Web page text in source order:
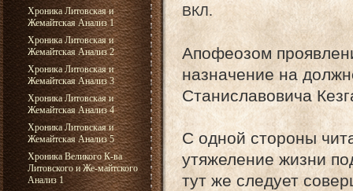
Хроника Литовская и
Жемайтская Анализ 1
Хроника Литовская и
Жемайтская Анализ 2
Хроника Литовская и
Жемайтская Анализ 3
Хроника Литовская и
Жемайтская Анализ 4
Хроника Литовская и
Жемайтская Анализ 5
Хроника Великого К-ва
Литовского и Же-майтского
Анализ 1
ВКЛ.
Апофеозом
назначение на
Станиславовича
С одной стороны
утяжеление жизни
тут же следует